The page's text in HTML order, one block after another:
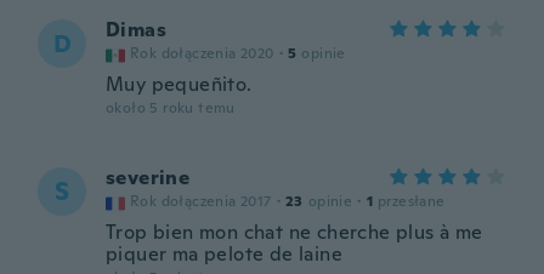
D Dimas
Rok dołączenia 2020 · 5 opinie
Muy pequeñito.
około 5 roku temu
S severine
Rok dołączenia 2017 · 23 opinie · 1 przesłane
Trop bien mon chat ne cherche plus à me
piquer ma pelote de laine